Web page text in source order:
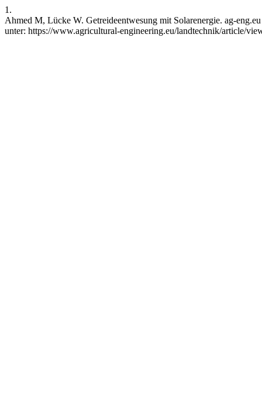
1.
Ahmed M, Lücke W. Getreideentwesung mit Solarenergie. ag-
unter: https://www.agricultural-engineering.eu/landtechnik/article/